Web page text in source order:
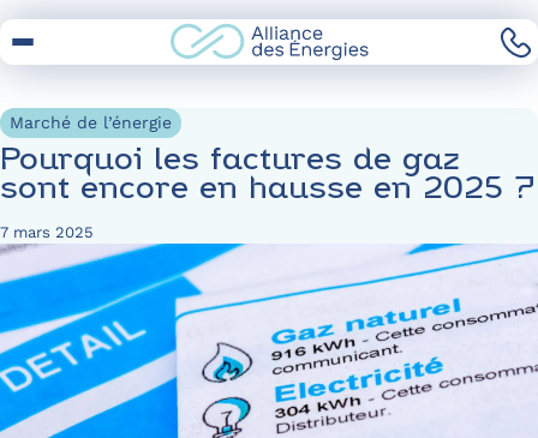
to
Marché de l’énergie
Pourquoi les factures de gaz
sont encore en hausse en 2025 ?
7 mars 2025